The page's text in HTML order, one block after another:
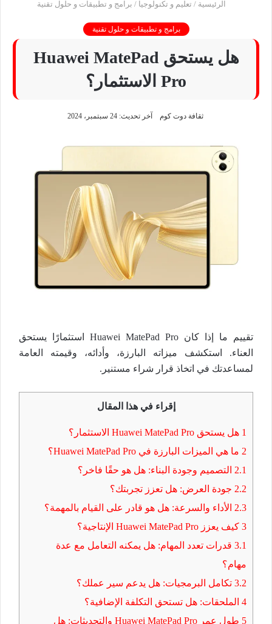
الرئيسية / تعليم و تكنولوجيا / برامج و تطبيقات و حلول تقنية
برامج و تطبيقات و حلول تقنية
هل يستحق Huawei MatePad
Pro الاستثمار؟
ثقافة دوت كوم آخر تحديث: 24 سبتمبر، 2024
تقييم ما إذا كان Huawei MatePad Pro استثمارًا يستحق
العناء. استكشف ميزاته البارزة، وأدائه، وقيمته العامة
لمساعدتك في اتخاذ قرار شراء مستنير.
إقراء في هذا المقال
1 هل يستحق Huawei MatePad Pro الاستثمار؟
2 ما هي الميزات البارزة في Huawei MatePad Pro؟
2.1 التصميم وجودة البناء: هل هو حقًا فاخر؟
2.2 جودة العرض: هل تعزز تجربتك؟
2.3 الأداء والسرعة: هل هو قادر على القيام بالمهمة؟
3 كيف يعزز Huawei MatePad Pro الإنتاجية؟
3.1 قدرات تعدد المهام: هل يمكنه التعامل مع عدة
مهام؟
3.2 تكامل البرمجيات: هل يدعم سير عملك؟
4 الملحقات: هل تستحق التكلفة الإضافية؟
5
طول عمر Huawei MatePad Pro والتحديثات: هل